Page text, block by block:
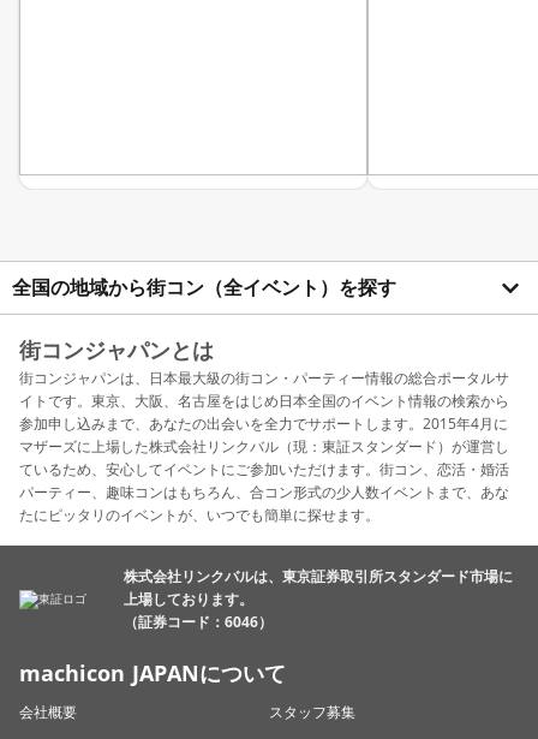
全国の地域から街コン（全イベント）を探す
街コンジャパンとは
街コンジャパンは、日本最大級の街コン・パーティー情報の総合ポータルサ
イトです。東京、大阪、名古屋をはじめ日本全国のイベント情報の検索から
参加申し込みまで、あなたの出会いを全力でサポートします。2015年4月に
マザーズに上場した株式会社リンクバル（現：東証スタンダード）が運営し
ているため、安心してイベントにご参加いただけます。街コン、恋活・婚活
パーティー、趣味コンはもちろん、合コン形式の少人数イベントまで、あな
たにピッタリのイベントが、いつでも簡単に探せます。
株式会社リンクバルは、東京証券取引所スタンダード市場に
上場しております。
（証券コード：6046）
machicon JAPANについて
会社概要
スタッフ募集